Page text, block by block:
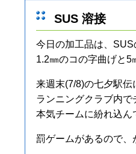
SUS 溶接
今日の加工品は、SUS
1.2㎜のコの字曲げと5
来週末(7/8)の七夕駅伝
ランニングクラブ内で
本気チームに紛れ込ん
罰ゲームがあるので、